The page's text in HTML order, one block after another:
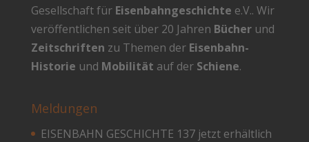
Gesellschaft für Eisenbahngeschichte e.V.. Wir
veröffentlichen seit über 20 Jahren Bücherund
Zeitschriften zu Themen der Eisenbahn-
Historie und Mobilität auf der Schiene.
Meldungen
EISENBAHN GESCHICHTE 137 jetzt erhältlich